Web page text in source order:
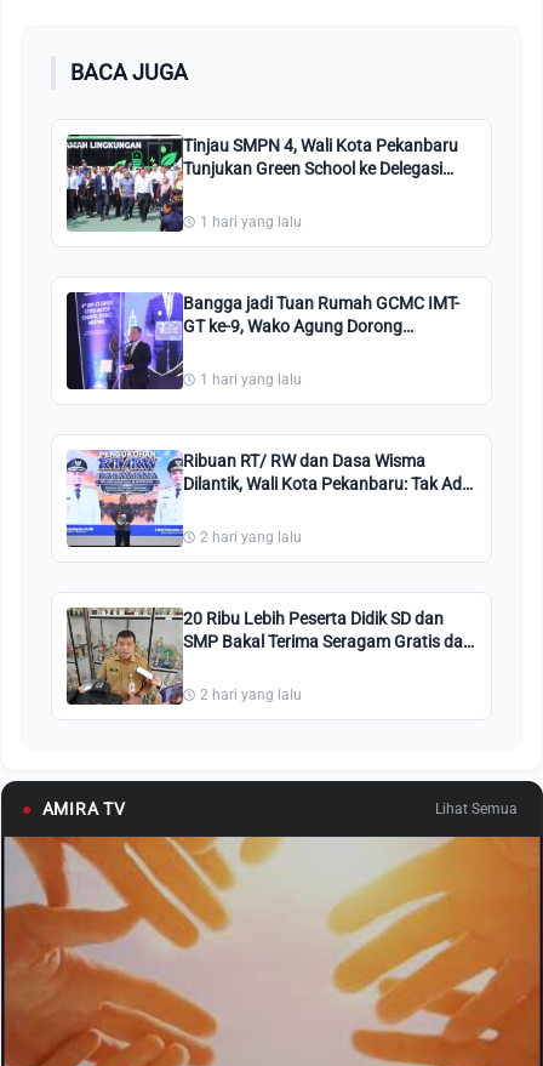
BACA JUGA
Tinjau SMPN 4, Wali Kota Pekanbaru
Tunjukan Green School ke Delegasi
1 hari yang lalu
Bangga jadi Tuan Rumah GCMC IMT-
GT ke-9, Wako Agung Dorong
1 hari yang lalu
Ribuan RT/ RW dan Dasa Wisma
Dilantik, Wali Kota Pekanbaru: Tak Ada
2 hari yang lalu
20 Ribu Lebih Peserta Didik SD dan
SMP Bakal Terima Seragam Gratis dari
2 hari yang lalu
● AMIRA TV Lihat Semua